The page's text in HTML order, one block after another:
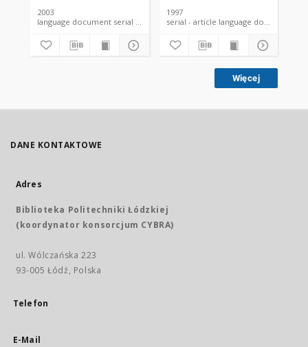
short term exposure
2003
language document serial - article
1997
serial - article language document
Więcej
DANE KONTAKTOWE
Adres
Biblioteka Politechniki Łódzkiej
(koordynator konsorcjum CYBRA)
ul. Wólczańska 223
93-005 Łódź, Polska
Telefon
E-Mail